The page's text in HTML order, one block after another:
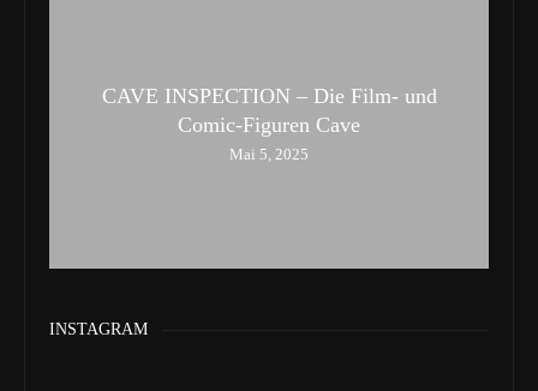
CAVE INSPECTION – Die Film- und
Comic-Figuren Cave
Mai 5, 2025
INSTAGRAM